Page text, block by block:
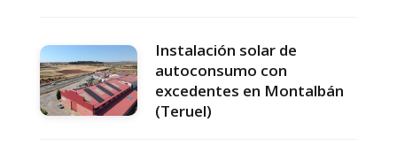
Instalación solar de
autoconsumo con
excedentes en Montalbán
(Teruel)